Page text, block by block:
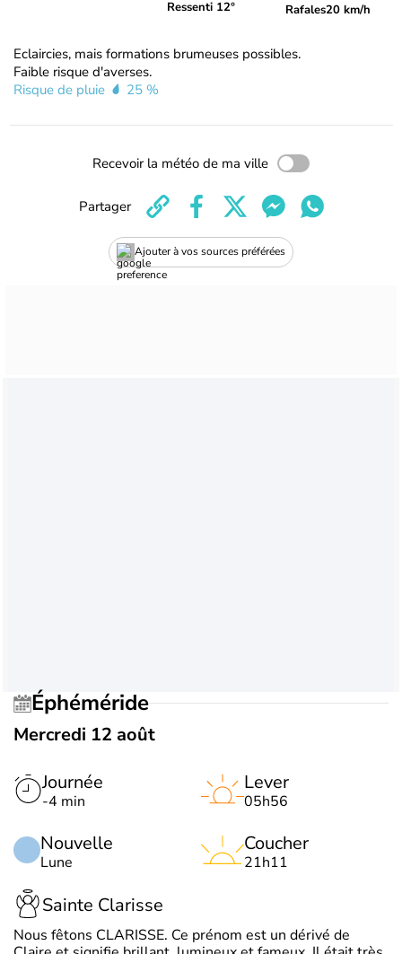
Ressenti 12° Rafales20 km/h
Eclaircies, mais formations brumeuses possibles.
Faible risque d'averses.
Risque de pluie
25 %
Recevoir la météo de ma ville
Ajouter à vos sources préférées
Partager
Éphéméride
Mercredi 12 août
Journée
-4 min
Nouvelle
Lune
Lever
05h56
Coucher
21h11
Sainte Clarisse
Nous fêtons CLARISSE. Ce prénom est un dérivé de